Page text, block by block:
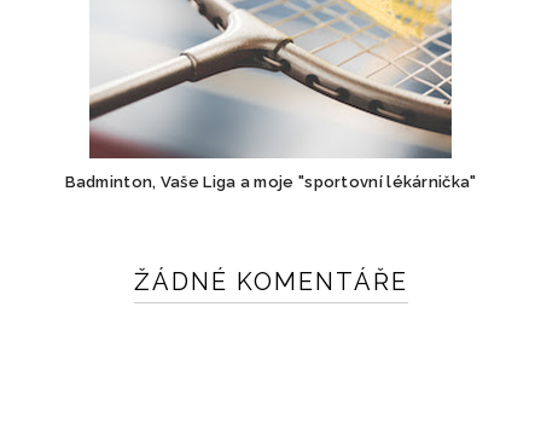
Badminton, Vaše Liga a moje "sportovní lékárnička"
ŽÁDNÉ KOMENTÁŘE